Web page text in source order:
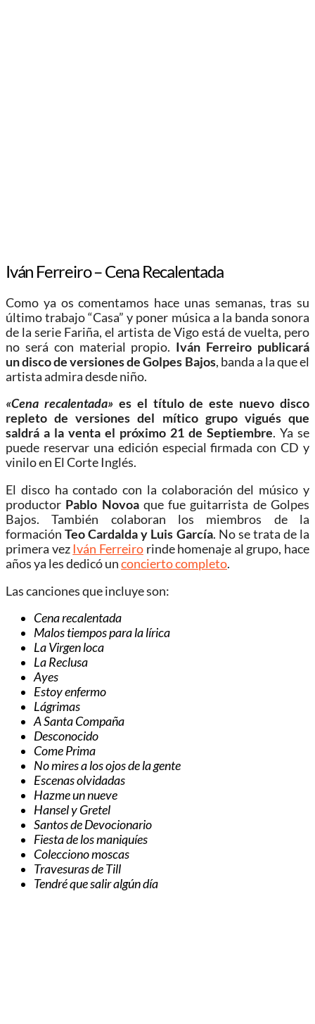
Iván Ferreiro – Cena Recalentada
Como ya os comentamos hace unas semanas, tras su
último trabajo “Casa” y poner música a la banda sonora
de la serie Fariña, el artista de Vigo está de vuelta, pero
no será con material propio. Iván Ferreiro publicará
un disco de versiones de Golpes Bajos, banda a la que el
artista admira desde niño.
«Cena recalentada»es el título de este nuevo disco
repleto de versiones del mítico grupo vigués que
saldrá a la venta el próximo 21 de Septiembre. Ya se
puede reservar una edición especial firmada con CD y
vinilo en El Corte Inglés.
El disco ha contado con la colaboración del músico y
productor Pablo Novoaque fue guitarrista de Golpes
Bajos. También colaboran los miembros de la
formaciónTeo Cardalda y Luis García. No se trata de la
primera vezIván Ferreirorinde homenaje al grupo, hace
años ya les dedicó unconcierto completo.
Las canciones que incluye son:
Cena recalentada
Malos tiempos para la lírica
La Virgen loca
La Reclusa
Ayes
Estoy enfermo
Lágrimas
A Santa Compaña
Desconocido
Come Prima
No mires a los ojos de la gente
Escenas olvidadas
Hazme un nueve
Hansel y Gretel
Santos de Devocionario
Fiesta de los maniquíes
Colecciono moscas
Travesuras de Till
Tendré que salir algún día